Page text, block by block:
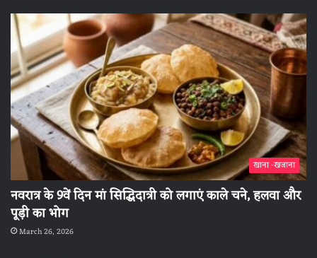
खाना -खजाना
नवरात्र के 9वें दिन मां सिद्धिदात्री को लगाएं काले चने, हलवा और
पूड़ी का भोग
March 26, 2026